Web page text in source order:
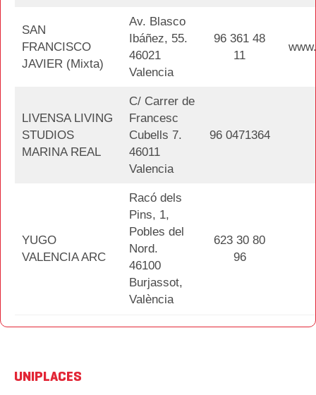
SAN
FRANCISCO
JAVIER (Mixta)
Av. Blasco
Ibáñez, 55.
46021
Valencia
96 361 48
11
LIVENSA LIVING
STUDIOS
MARINA REAL
C/ Carrer de
Francesc
Cubells 7.
46011
Valencia
96 0471364
YUGO
VALENCIA ARC
Racó dels
Pins, 1,
Pobles del
Nord.
46100
Burjassot,
València
623 30 80
96
UNIPLACES